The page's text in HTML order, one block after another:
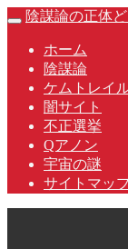
Skip
content
Toggle
陰謀論の正体
ホーム
陰謀論
ケムトレイ
闇サイト
不正選挙
Qアノン
宇宙の謎
サイトマッ